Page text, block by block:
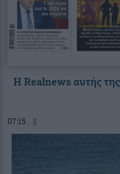
Η Realnews αυτής
07:15 ||